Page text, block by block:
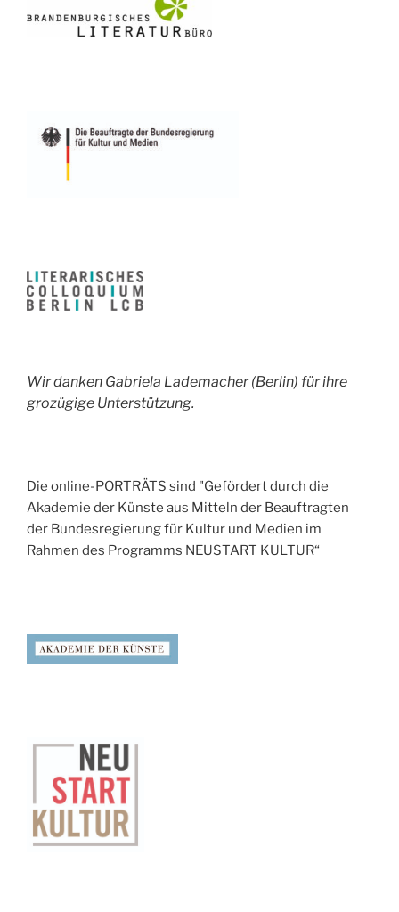
Wir danken Gabriela Lademacher (Berlin) für ihre
grozügige Unterstützung.
Die online-PORTRÄTS sind "Gefördert durch die
Akademie der Künste aus Mitteln der Beauftragten
der Bundesregierung für Kultur und Medien im
Rahmen des Programms NEUSTART KULTUR“